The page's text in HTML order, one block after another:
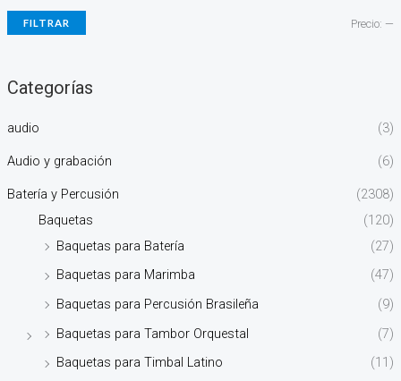
FILTRAR Precio: —
Categorías
audio (3)
Audio y grabación (6)
Batería y Percusión
(2308)
Baquetas
(120)
Baquetas para Batería
(27)
Baquetas para Marimba
(47)
Baquetas para Percusión Brasileña
(9)
Baquetas para Tambor Orquestal
(7)
Baquetas para Timbal Latino
(11)